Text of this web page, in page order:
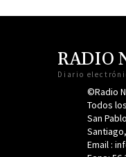
RADIO
Diario
©Radio
Todos
San
Email :